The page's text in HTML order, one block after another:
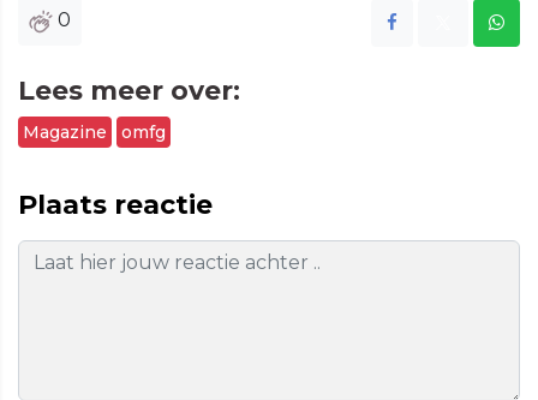
0
Lees meer over:
Magazine omfg
Plaats reactie